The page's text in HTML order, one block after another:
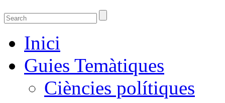
Guies temàtiques de la Biblioteca de
Guies temàtiques de Ciencies Socials, Jurídiques i econòmiques
Inici
Guies Temàtiques
Ciències polítiques